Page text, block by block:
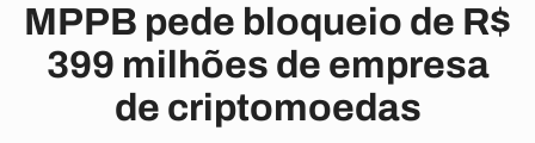
MPPB pede bloqueio de R$
399 milhões de empresa
de criptomoedas